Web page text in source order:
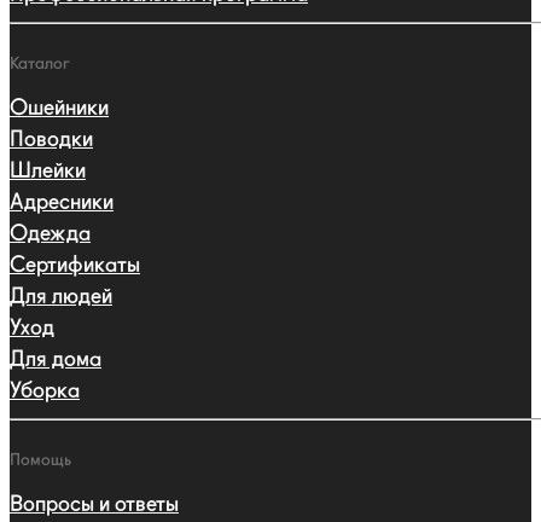
Каталог
Ошейники
Поводки
Шлейки
Адресники
Одежда
Сертификаты
Для людей
Уход
Для дома
Уборка
Помощь
Вопросы и ответы